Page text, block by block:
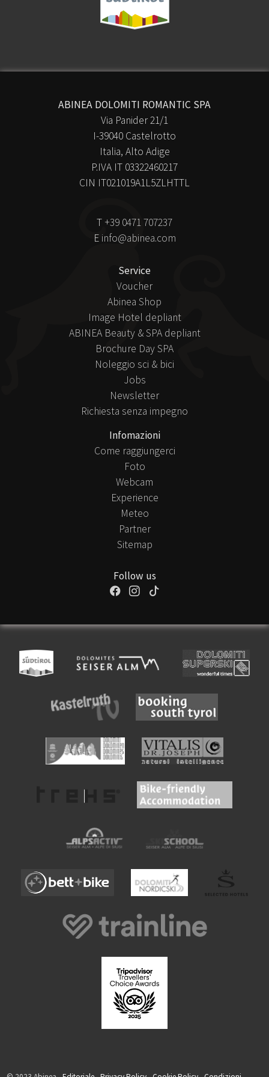
ABINEA DOLOMITI ROMANTIC SPA
Via Panider 21/1
I-39040 Castelrotto
Italia, Alto Adige
P.IVA IT 03322460217
CIN IT021019A1L5ZLHTTL
T +39 0471 707237
E info@abinea.com
Service
Voucher
Abinea Shop
Image Hotel depliant
ABINEA Beauty & SPA depliant
Brochure Day SPA
Noleggio sci & bici
Jobs
Newsletter
Richiesta senza impegno
Infomazioni
Come raggiungerci
Foto
Webcam
Experience
Meteo
Partner
Sitemap
Follow us